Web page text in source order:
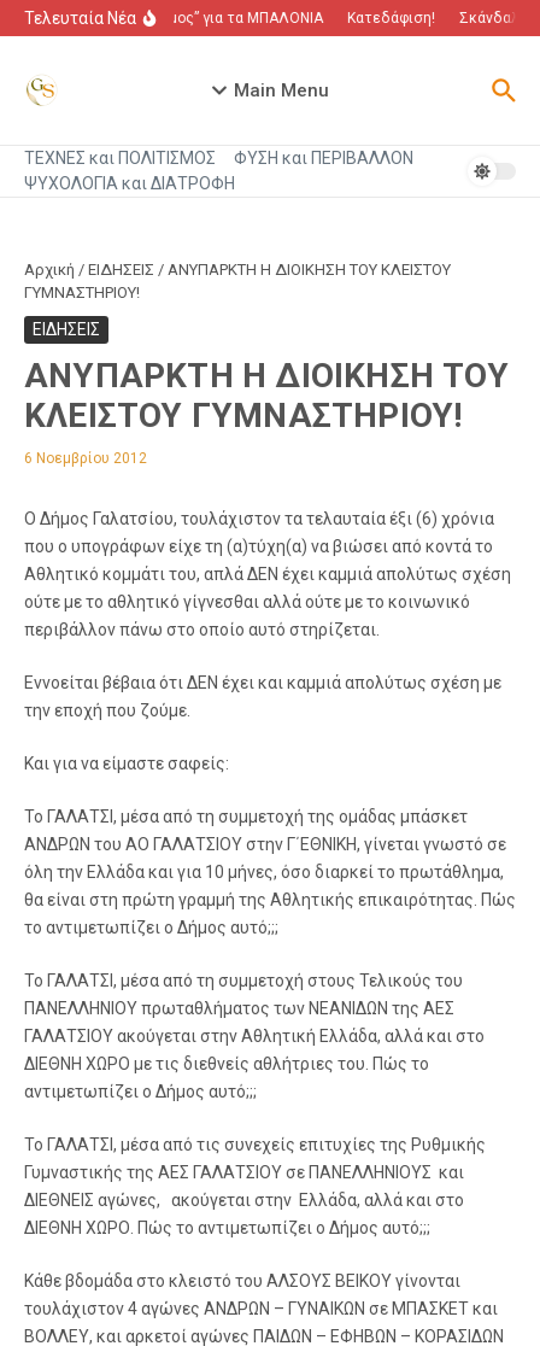
Μετάβαση στο περιεχόμενο
Τελευταία Νέα“Πόλεμος” για τα ΜΠΑΛΟΝΙΑ Κατεδάφιση! Σκάνδαλο
Main Menu
ΤΕΧΝΕΣ και ΠΟΛΙΤΙΣΜΟΣ
ΦΥΣΗ και ΠΕΡΙΒΑΛΛΟΝ
ΨΥΧΟΛΟΓΙΑ και ΔΙΑΤΡΟΦΗ
Αρχική / ΕΙΔΗΣΕΙΣ / ΑΝΥΠΑΡΚΤΗ Η ΔΙΟΙΚΗΣΗ ΤΟΥ ΚΛΕΙΣΤΟΥ
ΓΥΜΝΑΣΤΗΡΙΟΥ!
ΕΙΔΗΣΕΙΣ
ΑΝΥΠΑΡΚΤΗ Η ΔΙΟΙΚΗΣΗ ΤΟΥ
ΚΛΕΙΣΤΟΥ ΓΥΜΝΑΣΤΗΡΙΟΥ!
6 Νοεμβρίου 2012
Ο Δήμος Γαλατσίου, τουλάχιστον τα τελαυταία έξι (6) χρόνια
που ο υπογράφων είχε τη (α)τύχη(α) να βιώσει από κοντά το
Αθλητικό κομμάτι του, απλά ΔΕΝ έχει καμμιά απολύτως σχέση
ούτε με το αθλητικό γίγνεσθαι αλλά ούτε με το κοινωνικό
περιβάλλον πάνω στο οποίο αυτό στηρίζεται.
Εννοείται βέβαια ότι ΔΕΝ έχει και καμμιά απολύτως σχέση με
την εποχή που ζούμε.
Και για να είμαστε σαφείς:
Το ΓΑΛΑΤΣΙ, μέσα από τη συμμετοχή της ομάδας μπάσκετ
ΑΝΔΡΩΝ του ΑΟ ΓΑΛΑΤΣΙΟΥ στην Γ΄ΕΘΝΙΚΗ, γίνεται γνωστό σε
όλη την Ελλάδα και για 10 μήνες, όσο διαρκεί το πρωτάθλημα,
θα είναι στη πρώτη γραμμή της Αθλητικής επικαιρότητας. Πώς
το αντιμετωπίζει ο Δήμος αυτό;;;
Το ΓΑΛΑΤΣΙ, μέσα από τη συμμετοχή στους Τελικούς του
ΠΑΝΕΛΛΗΝΙΟΥ πρωταθλήματος των ΝΕΑΝΙΔΩΝ της ΑΕΣ
ΓΑΛΑΤΣΙΟΥ ακούγεται στην Αθλητική Ελλάδα, αλλά και στο
ΔΙΕΘΝΗ ΧΩΡΟ με τις διεθνείς αθλήτριες του. Πώς το
αντιμετωπίζει ο Δήμος αυτό;;;
Το ΓΑΛΑΤΣΙ, μέσα από τις συνεχείς επιτυχίες της Ρυθμικής
Γυμναστικής της ΑΕΣ ΓΑΛΑΤΣΙΟΥ σε ΠΑΝΕΛΛΗΝΙΟΥΣ και
ΔΙΕΘΝΕΙΣ αγώνες, ακούγεται στην Ελλάδα, αλλά και στο
ΔΙΕΘΝΗ ΧΩΡΟ. Πώς το αντιμετωπίζει ο Δήμος αυτό;;;
Κάθε βδομάδα στο κλειστό του ΑΛΣΟΥΣ ΒΕΙΚΟΥ γίνονται
τουλάχιστον 4 αγώνες ΑΝΔΡΩΝ – ΓΥΝΑΙΚΩΝ σε ΜΠΑΣΚΕΤ και
ΒΟΛΛΕΥ, και αρκετοί αγώνες ΠΑΙΔΩΝ – ΕΦΗΒΩΝ – ΚΟΡΑΣΙΔΩΝ